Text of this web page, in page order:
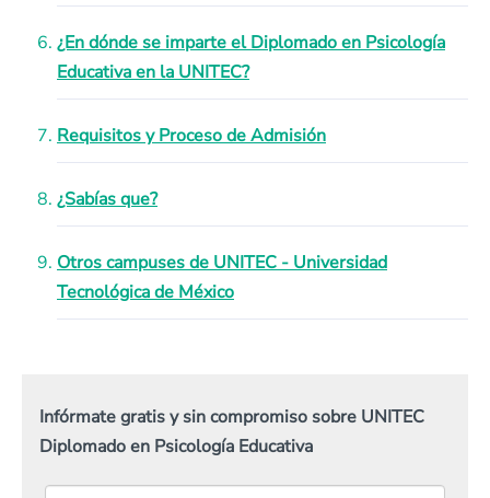
¿En dónde se imparte el Diplomado en Psicología
Educativa en la UNITEC?
Requisitos y Proceso de Admisión
¿Sabías que?
Otros campuses de UNITEC - Universidad
Tecnológica de México
Infórmate gratis y sin compromiso sobre UNITEC
Diplomado en Psicología Educativa